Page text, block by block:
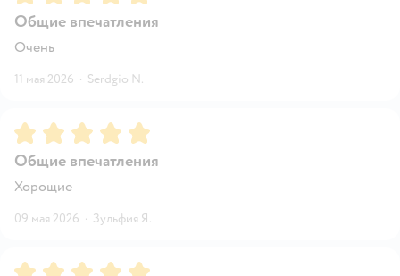
Общие впечатления
Очень
11 мая 2026 · Serdgio N.
Рейтинг:5
Общие впечатления
Хорощие
09 мая 2026 · Зульфия Я.
Рейтинг:5